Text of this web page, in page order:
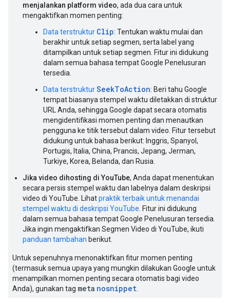
menjalankan platform video, ada dua cara untuk
mengaktifkan momen penting:
Data terstruktur Clip: Tentukan waktu mulai dan
berakhir untuk setiap segmen, serta label yang
ditampilkan untuk setiap segmen. Fitur ini didukung
dalam semua bahasa tempat Google Penelusuran
tersedia.
Data terstrukturSeekToAction: Beri tahu Google
tempat biasanya stempel waktu diletakkan di struktur
URL Anda, sehingga Google dapat secara otomatis
mengidentifikasi momen penting dan menautkan
pengguna ke titik tersebut dalam video. Fitur tersebut
didukung untuk bahasa berikut: Inggris, Spanyol,
Portugis, Italia, China, Prancis, Jepang, Jerman,
Turkiye, Korea, Belanda, dan Rusia.
Jika video dihosting di YouTube, Anda dapat menentukan
secara persis stempel waktu dan labelnya dalam deskripsi
video di YouTube. Lihatpraktik terbaik untuk menandai
stempel waktu di deskripsi YouTube . Fitur ini didukung
dalam semua bahasa tempat Google Penelusuran tersedia.
Jika ingin mengaktifkan Segmen Video di YouTube, ikuti
panduan tambahan berikut.
Untuk sepenuhnya menonaktifkan fitur momen penting
(termasuk semua upaya yang mungkin dilakukan Google untuk
menampilkan momen penting secara otomatis bagi video
Anda), gunakan tag meta nosnippet